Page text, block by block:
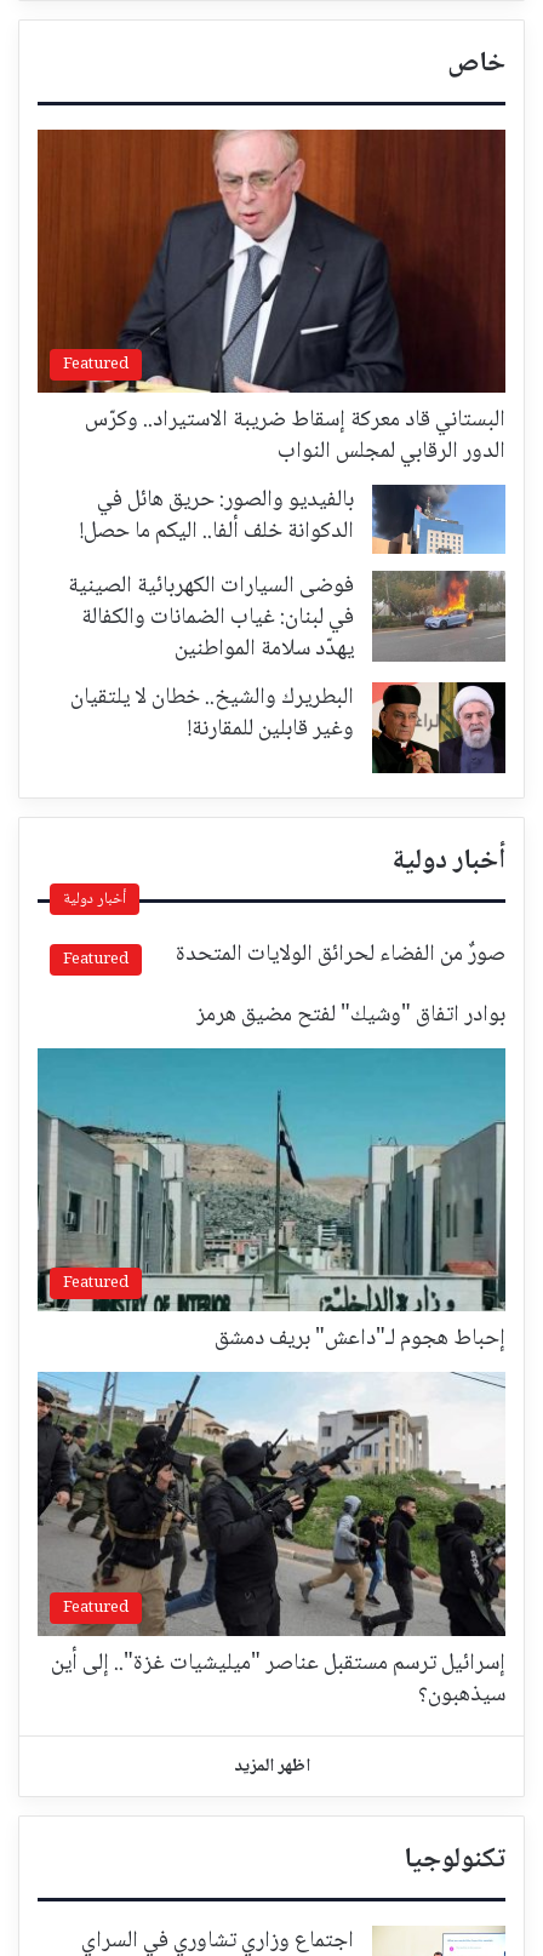
خاص
Featured
البستاني قاد معركة إسقاط ضريبة الاستيراد.. وكرّس
الدور الرقابي لمجلس النواب
بالفيديو والصور: حريق هائل في
الدكوانة خلف ألفا.. اليكم ما حصل!
فوضى السيارات الكهربائية الصينية
في لبنان: غياب الضمانات والكفالة
يهدّد سلامة المواطنين
البطريرك والشيخ.. خطان لا يلتقيان
وغير قابلين للمقارنة!
أخبار دولية
أخبار دولية
صورٌ من الفضاء لحرائق الولايات المتحدة Featured
بوادر اتفاق "وشيك" لفتح مضيق هرمز
Featured
إحباط هجوم لـ"داعش" بريف دمشق
Featured
إسرائيل ترسم مستقبل عناصر "ميليشيات غزة".. إلى أين
سيذهبون؟
اظهر المزيد
تكنولوجيا
اجتماع وزاري تشاوري في السراي